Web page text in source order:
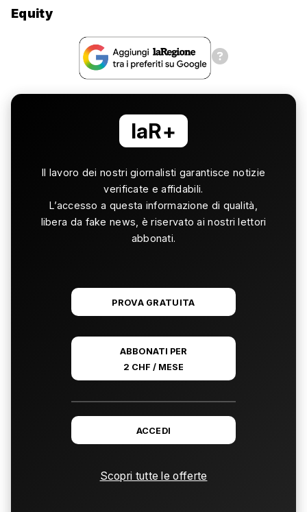
Equity
laR+
Il lavoro dei nostri giornalisti garantisce notizie
verificate e affidabili.
L’accesso a questa informazione di qualità,
libera da fake news, è riservato ai nostri lettori
abbonati.
PROVA GRATUITA
ABBONATI PER
2 CHF / MESE
ACCEDI
Scopri tutte le offerte